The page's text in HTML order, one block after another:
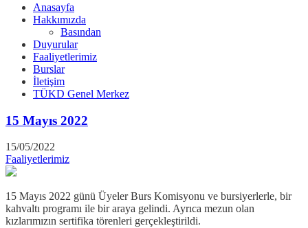
Anasayfa
Hakkımızda
Basından
Duyurular
Faaliyetlerimiz
Burslar
İletişim
TÜKD Genel Merkez
15 Mayıs 2022
15/05/2022
Faaliyetlerimiz
15 Mayıs 2022 günü Üyeler Burs Komisyonu ve bursiyerlerle, bir
kahvaltı programı ile bir araya gelindi. Ayrıca mezun olan
kızlarımızın sertifika törenleri gerçekleştirildi.